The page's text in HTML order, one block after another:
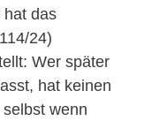
hat das
24)
Wer später
hat keinen
wenn